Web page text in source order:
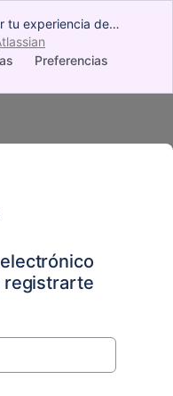
tu experiencia de
y gestionar la
para indicar que aceptas
Preferencias
registrarte